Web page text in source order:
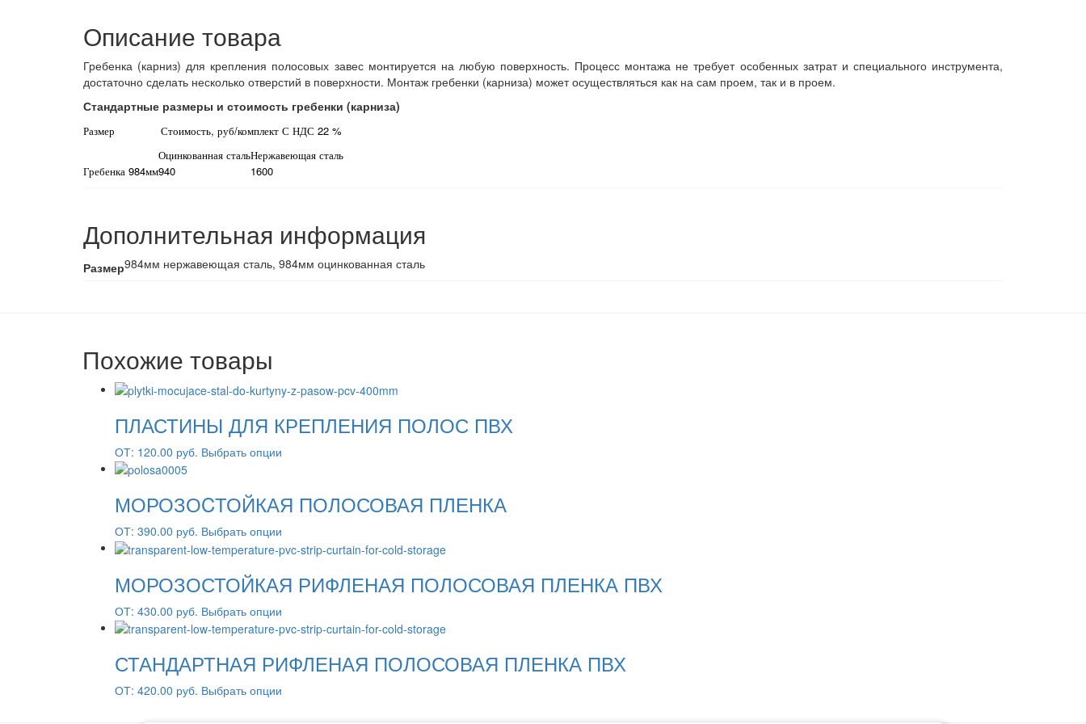
Описание товара
Гребенка (карниз) для крепления полосовых завес монтируется на любую поверхность. Процесс монтажа не требует особенных затрат и специального инструмента,
достаточно сделать несколько отверстий в поверхности. Монтаж гребенки (карниза) может осуществляться как на сам проем, так и в проем.
Стандартные размеры и стоимость гребенки (карниза)
Размер
Стоимость, руб/комплект С НДС 22 %
Оцинкованная стальНержавеющая сталь
Гребенка 984мм940 1600
Дополнительная информация
Размер984мм нержавеющая сталь, 984мм оцинкованная сталь
Похожие товары
ПЛАСТИНЫ ДЛЯ КРЕПЛЕНИЯ ПОЛОС ПВХ
ОТ: 120.00 руб. Выбрать опции
МОРОЗОCТОЙКАЯ ПОЛОСОВАЯ ПЛЕНКА
ОТ: 390.00 руб. Выбрать опции
МОРОЗОСТОЙКАЯ РИФЛЕНАЯ ПОЛОСОВАЯ ПЛЕНКА ПВХ
ОТ: 430.00 руб. Выбрать опции
СТАНДАРТНАЯ РИФЛЕНАЯ ПОЛОСОВАЯ ПЛЕНКА ПВХ
ОТ: 420.00 руб. Выбрать опции